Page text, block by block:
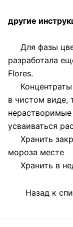
другие
Для фазы
разработала
Flores.
Концентраты
в чистом виде,
усваиваться
Хранить
мороза месте
Хранить в
Назад к